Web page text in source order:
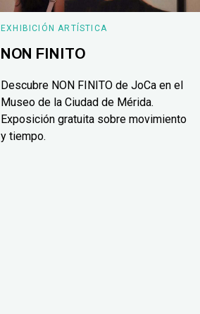
EXHIBICIÓN ARTÍSTICA
NON FINITO
Descubre NON FINITO de JoCa en el
Museo de la Ciudad de Mérida.
Exposición gratuita sobre movimiento
y tiempo.